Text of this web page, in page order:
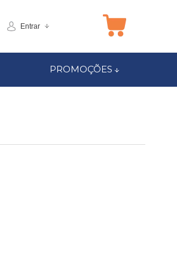
Entrar
PROMOÇÕES